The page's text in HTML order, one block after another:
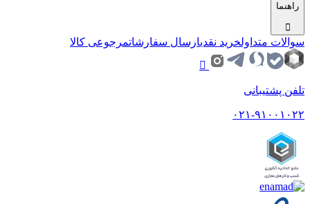
راهنما
سوالات متداولخرید نقدیارسال سفارشاتمرجوعی کالا
تلفن پشتیبانی
۰۲۱-۹۱۰۰۱۰۲۲